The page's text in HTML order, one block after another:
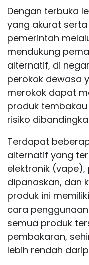
Dengan terbuka
yang akurat
pemerintah
mendukung
alternatif, di
perokok dewasa
merokok dapat
produk
risiko
Terdapat
alternatif yang
elektronik (vape),
dipanaskan, dan
produk ini
cara
semua produk
pembakaran,
lebih rendah